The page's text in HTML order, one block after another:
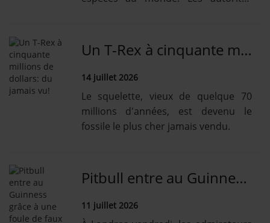
Un T-Rex à cinquante millions de dollars: du jamais vu!
14 juillet 2026
Le squelette, vieux de quelque 70
millions d'années, est devenu le
fossile le plus cher jamais vendu.
Pitbull entre au Guinness grâce à une foule de faux chauves
11 juillet 2026